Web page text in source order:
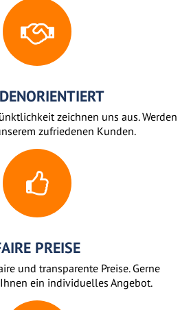
zeichnen uns aus. Werden
zufriedenen Kunden.
PREISE
und transparente Preise. Gerne
ein individuelles Angebot.